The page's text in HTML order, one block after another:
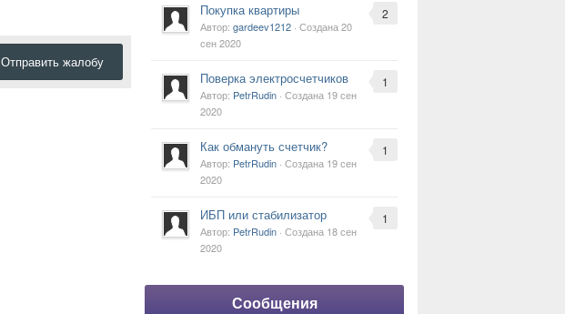
Отправить жалобу
2
Покупка квартиры
Автор: gardeev1212 · Создана20
сен 2020
1
Поверка электросчетчиков
Автор: PetrRudin · Создана 19 сен
2020
1
Как обмануть счетчик?
Автор: PetrRudin · Создана 19 сен
2020
1
ИБП или стабилизатор
Автор: PetrRudin · Создана 18 сен
2020
Сообщения